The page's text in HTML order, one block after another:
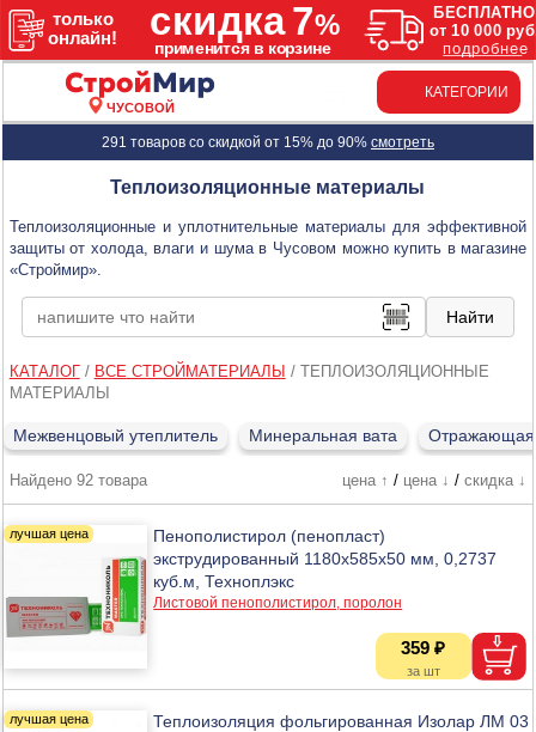
ЧУСОВОЙ
КАТЕГОРИИ
291 товаров со скидкой от 15% до 90% смотреть
Теплоизоляционные материалы
Теплоизоляционные и уплотнительные материалы для эффективной
защиты от холода, влаги и шума в Чусовом можно купить в магазине
«Строймир».
КАТАЛОГ/ ВСЕ СТРОЙМАТЕРИАЛЫ / ТЕПЛОИЗОЛЯЦИОННЫЕ
МАТЕРИАЛЫ
Межвенцовый утеплитель Минеральная вата Отражающая
Найдено 92 товара цена ↑ / цена ↓ / скидка ↓
Пенополистирол (пенопласт)
экструдированный 1180х585х50 мм, 0,2737
куб.м, Техноплэкс
Листовой пенополистирол, поролон
359 ₽
Теплоизоляция фольгированная Изолар ЛМ 03